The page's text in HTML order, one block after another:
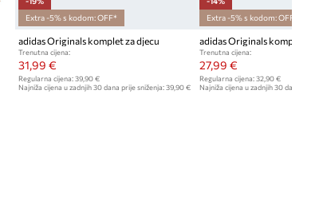
Extra -5% s kodom: OFF*
adidas Originals komplet za djecu
Trenutna cijena:
31,99 €
Regularna cijena:39,90 €
Najniža cijena u zadnjih 30 dana prije sniženja:39,90 €
Extra -5% s kodom: OFF*
Trenutna cijena:
27,99 €
Regularna cijena: 32,90 €
Najniža cijena u zadnjih 30 dana prije